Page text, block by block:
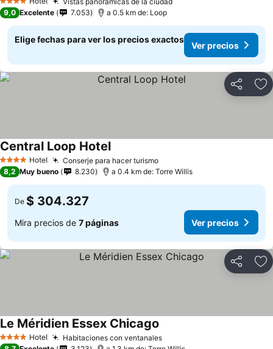
4 Estrellas
9,0 Excelente 7.053 a 0.5 km de: Loop
Elige fechas para ver los precios exactos
Ver precios
Compartir
4 EstrellasHotel Conserje para hacer turismo
Central Loop Hotel
8,2 Muy bueno 8.230 a 0.4 km de: Torre Willis
De $ 304.327
Mira precios de 7 páginas Ver precios
Compartir
4 EstrellasHotel Habitaciones con ventanales
Le Méridien Essex Chicago